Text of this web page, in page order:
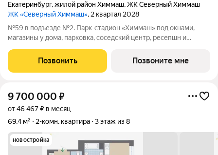
Екатеринбург,жилой район Химмаш,ЖК Северный Химмаш
ЖК «Северный Химмаш», 2 квартал 2028
№59 в подъезде №2. Парк-стадион «Химмаш» под окнами,
магазины у дома, парковка, соседский центр, ресепшн и
Северном Химмаше это комфортные дома со всей
необходимой для жизни инфраструктурой,
Позвонить Позвоните мне
9 700 000 ₽
от 46 467 ₽ в месяц
69,4 м²
2-комн. квартира 3 этаж из 8
новостройка